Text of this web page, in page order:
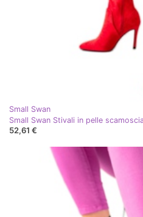
Small Swan
Small Swan Stivali in pelle
52,61 €